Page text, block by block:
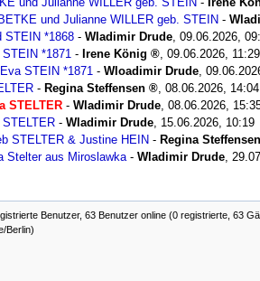
und Julianne WILLER geb. STEIN -
STEIN *1868 - Wladimir Drude 09.06.2026,
*1871 - Irene König
09.06.2026, 11:29
Eva STEIN *1871 - Wloadimir Drude
- Regina Steffensen
08.06.2026, 14:04
STELTER - Wladimir Drude 08.06.2026,
- Wladimir Drude 15.06.2026, 10:19
STELTER & Justine HEIN - Regina Steffensen
Stelter aus Miroslawka - Wladimir Drude
Benutzer, 63 Benutzer online (0 registrierte, 63
Berlin)